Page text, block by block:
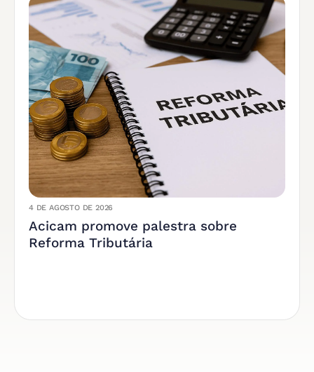
4 DE AGOSTO DE 2026
Acicam promove palestra sobre
Reforma Tributária